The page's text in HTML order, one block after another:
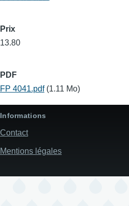
Prix
13.80
PDF
FP 4041.pdf (1.11 Mo)
Informations
Contact
Mentions légales